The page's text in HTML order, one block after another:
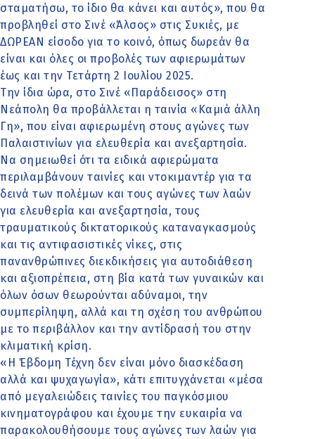
σταματήσω, το ίδιο θα κάνει και αυτός», που θα
προβληθεί στο Σινέ «Άλσος» στις Συκιές, με
ΔΩΡΕΑΝ είσοδο για το κοινό, όπως δωρεάν θα
είναι και όλες οι προβολές των αφιερωμάτων
έως και την Τετάρτη 2 Ιουλίου 2025.
Την ίδια ώρα, στο Σινέ «Παράδεισος» στη
Νεάπολη θα προβάλλεται η ταινία «Καμιά άλλη
Γη», που είναι αφιερωμένη στους αγώνες των
Παλαιστινίων για ελευθερία και ανεξαρτησία.
Να σημειωθεί ότι τα ειδικά αφιερώματα
περιλαμβάνουν ταινίες και ντοκιμαντέρ για τα
δεινά των πολέμων και τους αγώνες των λαών
για ελευθερία και ανεξαρτησία, τους
τραυματικούς δικτατορικούς καταναγκασμούς
και τις αντιφασιστικές νίκες, στις
πανανθρώπινες διεκδικήσεις για αυτοδιάθεση
και αξιοπρέπεια, στη βία κατά των γυναικών και
όλων όσων θεωρούνται αδύναμοι, την
συμπερίληψη, αλλά και τη σχέση του ανθρώπου
με το περιβάλλον και την αντίδρασή του στην
κλιματική κρίση.
«Η Έβδομη Τέχνη δεν είναι μόνο διασκέδαση
αλλά και ψυχαγωγία», κάτι επιτυγχάνεται «μέσα
από μεγαλειώδεις ταινίες του παγκόσμιου
κινηματογράφου και έχουμε την ευκαιρία να
παρακολουθήσουμε τους αγώνες των λαών για